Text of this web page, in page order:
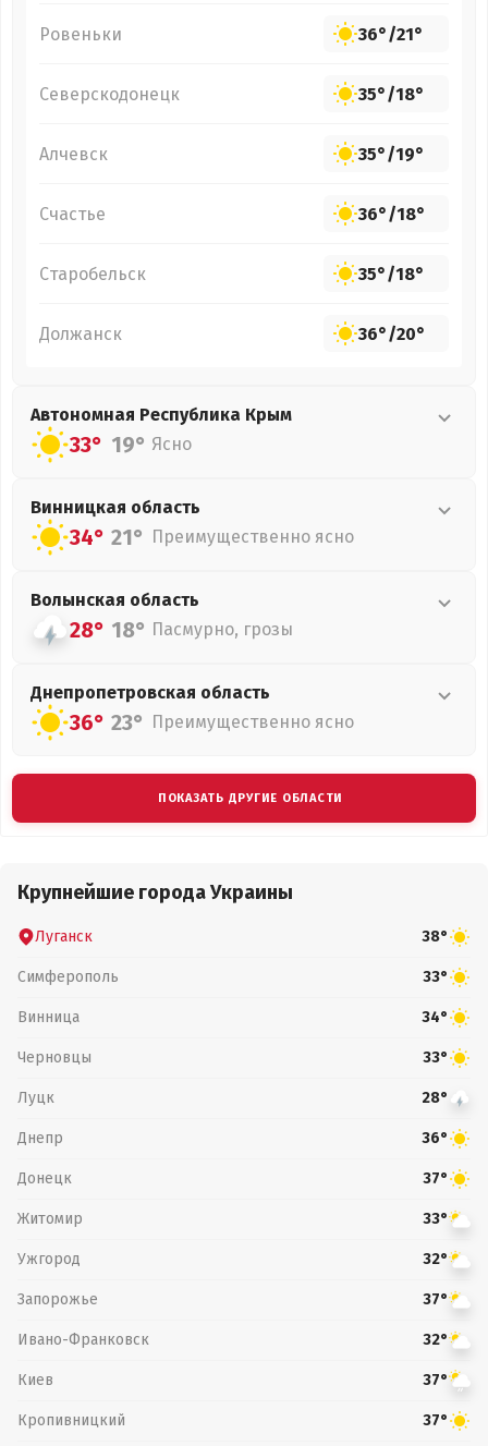
Ровеньки 36°/21°
Северскодонецк 35°/18°
Алчевск 35°/19°
Счастье 36°/18°
Старобельск 35°/18°
Должанск 36°/20°
Автономная Республика Крым
33° 19° Ясно
Винницкая область
34° 21° Преимущественно ясно
Волынская область
28° 18° Пасмурно, грозы
Днепропетровская область
36° 23° Преимущественно ясно
ПОКАЗАТЬ ДРУГИЕ ОБЛАСТИ
Крупнейшие города Украины
Луганск 38°
Симферополь 33°
Винница 34°
Черновцы 33°
Луцк 28°
Днепр 36°
Донецк 37°
Житомир 33°
Ужгород 32°
Запорожье 37°
Ивано-Франковск 32°
Киев 37°
Кропивницкий 37°